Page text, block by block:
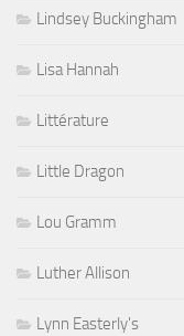
Lindsey Buckingham
Lisa Hannah
Littérature
Little Dragon
Lou Gramm
Luther Allison
Lynn Easterly's